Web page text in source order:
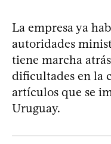
La empresa ya
autoridades
tiene marcha
dificultades en la
artículos que se
Uruguay.